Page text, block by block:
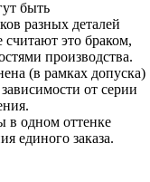
быть
разных деталей
это браком,
производства.
(в рамках допуска)
от серии
в одном оттенке
единого заказа.